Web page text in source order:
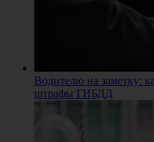
Водителю на заметку:
штрафы ГИБДД